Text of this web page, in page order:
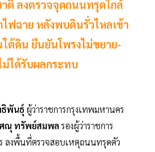
ติ ลงตรวจจุดถนนทรุดใกล้
ไฟฉาย หลังพบดินรั่วไหลเข้า
ต้ดิน ยืนยันโพรงไม่ขยาย-
ม่ได้รับผลกระทบ
ธิพันธุ์ ผู้ว่าราชการกรุงเทพมหานคร
ณุ ทรัพย์สมพล รองผู้ว่าราชการ
ลงพื้นที่ตรวจสอบเหตุถนนทรุดตัว